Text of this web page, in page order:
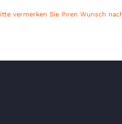
vermerken Sie Ihren Wunsch